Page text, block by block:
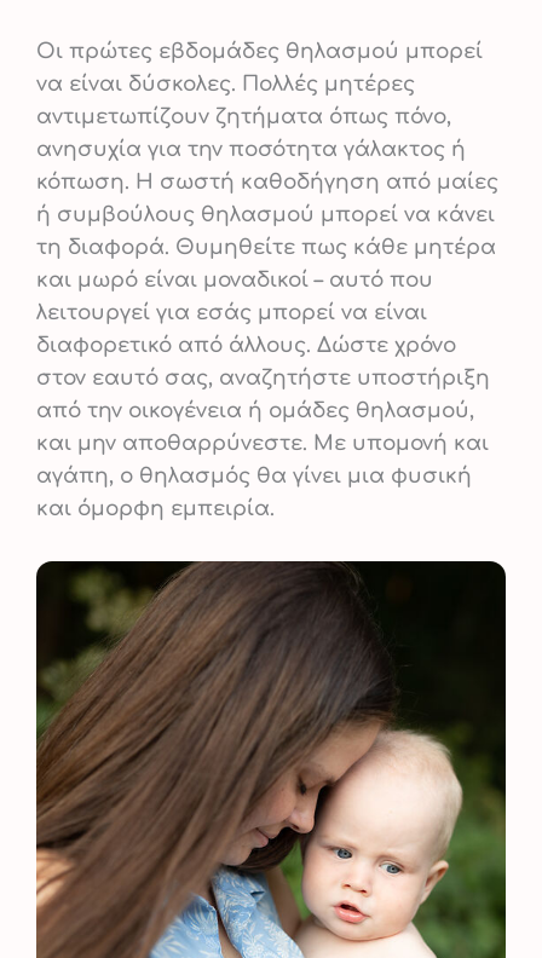
Οι πρώτες εβδομάδες θηλασμού μπορεί
να είναι δύσκολες. Πολλές μητέρες
αντιμετωπίζουν ζητήματα όπως πόνο,
ανησυχία για την ποσότητα γάλακτος ή
κόπωση. Η σωστή καθοδήγηση από μαίες
ή συμβούλους θηλασμού μπορεί να κάνει
τη διαφορά. Θυμηθείτε πως κάθε μητέρα
και μωρό είναι μοναδικοί – αυτό που
λειτουργεί για εσάς μπορεί να είναι
διαφορετικό από άλλους. Δώστε χρόνο
στον εαυτό σας, αναζητήστε υποστήριξη
από την οικογένεια ή ομάδες θηλασμού,
και μην αποθαρρύνεστε. Με υπομονή και
αγάπη, ο θηλασμός θα γίνει μια φυσική
και όμορφη εμπειρία.